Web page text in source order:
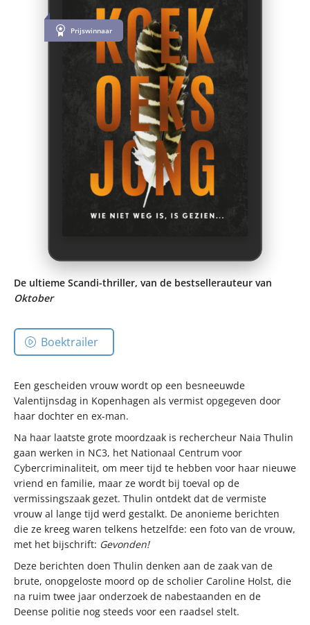
Prijswinnaar
De ultieme Scandi-thriller, van de bestsellerauteur van
Oktober
Boektrailer
Een gescheiden vrouw wordt op een besneeuwde
Valentijnsdag in Kopenhagen als vermist opgegeven door
haar dochter en ex-man.
Na haar laatste grote moordzaak is rechercheur Naia Thulin
gaan werken in NC3, het Nationaal Centrum voor
Cybercriminaliteit, om meer tijd te hebben voor haar nieuwe
vriend en familie, maar ze wordt bij toeval op de
vermissingszaak gezet. Thulin ontdekt dat de vermiste
vrouw al lange tijd werd gestalkt. De anonieme berichten
die ze kreeg waren telkens hetzelfde: een foto van de vrouw,
met het bijschrift: Gevonden!
Deze berichten doen Thulin denken aan de zaak van de
brute, onopgeloste moord op de scholier Caroline Holst, die
na ruim twee jaar onderzoek de nabestaanden en de
Deense politie nog steeds voor een raadsel stelt.